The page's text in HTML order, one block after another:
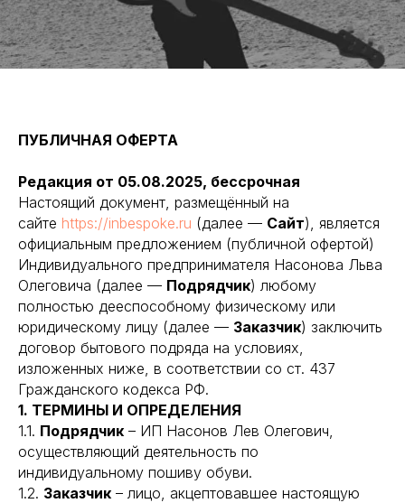
ПУБЛИЧНАЯ ОФЕРТА
Редакция от 05.08.2025, бессрочная
Настоящий документ, размещённый на
сайте https://inbespoke.ru (далее — Сайт), является
официальным предложением (публичной офертой)
Индивидуального предпринимателя Насонова Льва
Олеговича (далее — Подрядчик) любому
полностью дееспособному физическому или
юридическому лицу (далее — Заказчик) заключить
договор бытового подряда на условиях,
изложенных ниже, в соответствии со ст. 437
Гражданского кодекса РФ.
1. ТЕРМИНЫ И ОПРЕДЕЛЕНИЯ
1.1. Подрядчик – ИП Насонов Лев Олегович,
осуществляющий деятельность по
индивидуальному пошиву обуви.
1.2. Заказчик – лицо, акцептовавшее настоящую